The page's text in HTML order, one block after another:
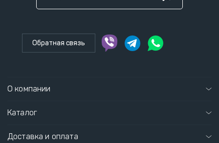
Обратная связь
О компании
Каталог
Доставка и оплата